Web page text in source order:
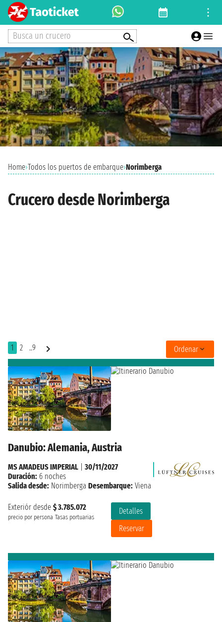
Busca un crucero
Home›Todos los puertos de embarque›Norimberga
Crucero desde Norimberga
1 2 ..9 Ordenar
Danubio: Alemania, Austria
Exteriór desde $ 3.785.072
precio por persona Tasas portuarias
Detalles
Reservar
MS AMADEUS IMPERIAL
30/11/2027
Duración: 6 noches
Salida desde: Norimberga Desembarque: Viena